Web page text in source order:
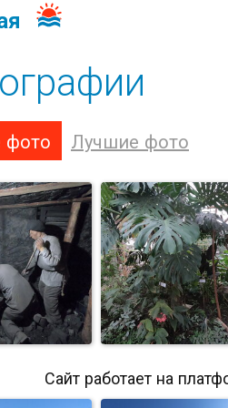
Лучшие фото
Сайт работает на